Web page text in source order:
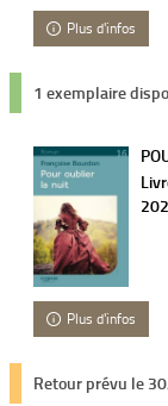
Plus d'infos
1 exemplaire
Plus d'infos
Retour prévu le